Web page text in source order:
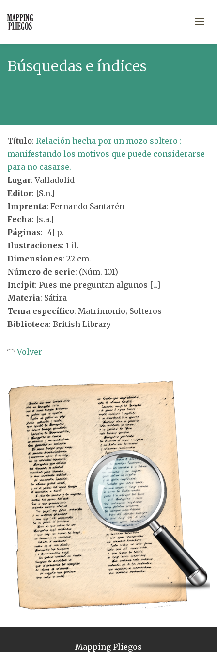
Búsquedas e índices
Título: Relación hecha por un mozo soltero :
manifestando los motivos que puede considerarse
para no casarse.
Lugar: Valladolid
Editor: [S.n.]
Imprenta: Fernando Santarén
Fecha: [s.a.]
Páginas: [4] p.
Ilustraciones: 1 il.
Dimensiones: 22 cm.
Número de serie: (Núm. 101)
Incipit: Pues me preguntan algunos [...]
Materia: Sátira
Tema específico: Matrimonio; Solteros
Biblioteca: British Library
Volver
Mapping Pliegos